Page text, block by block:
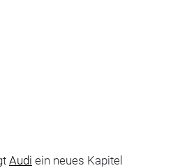
Audi ein neues Kapitel